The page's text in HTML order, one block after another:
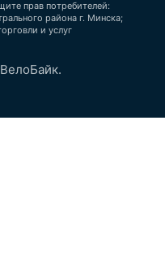
прав потребителей:
района г. Минска;
и услуг